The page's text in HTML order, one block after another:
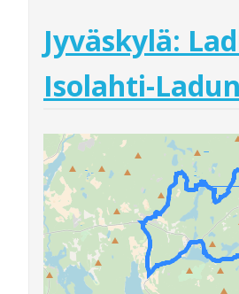
Jyväskylä:
Isolahti-